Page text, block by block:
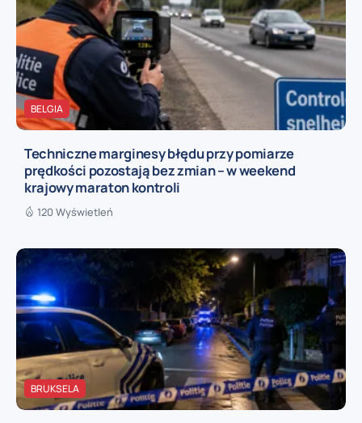
BELGIA
Techniczne marginesy błędu przy pomiarze
prędkości pozostają bez zmian – w weekend
krajowy maraton kontroli
120 Wyświetleń
BRUKSELA